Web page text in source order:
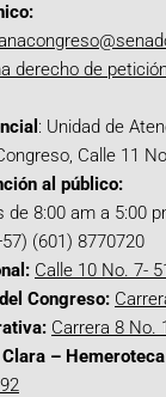
derecho de
: Unidad de
Calle 11
al público:
de 8:00 am a 5:00
(601) 8770720
Calle 10 No. 7-
Congreso:
Carrera 8 No.
–